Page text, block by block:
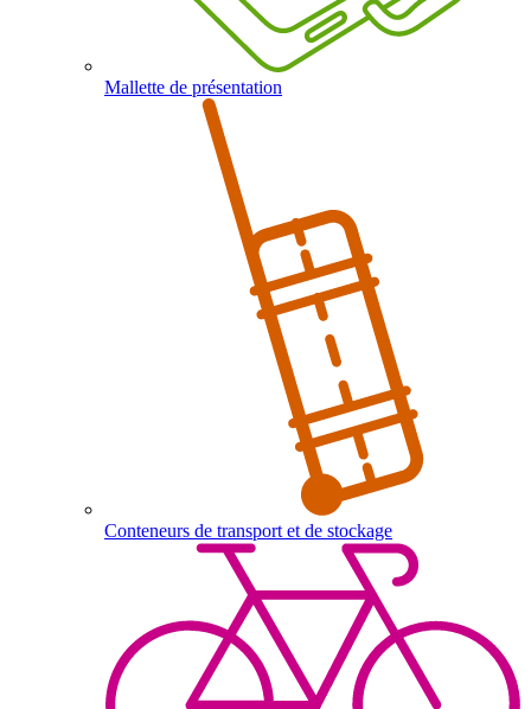
Mallette de présentation
Conteneurs de transport et de stockage